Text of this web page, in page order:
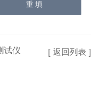
试仪 [ 返回列表 ]